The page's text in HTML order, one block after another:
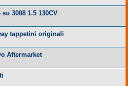
3008 1.5 130CV
tappetini originali
Aftermarket